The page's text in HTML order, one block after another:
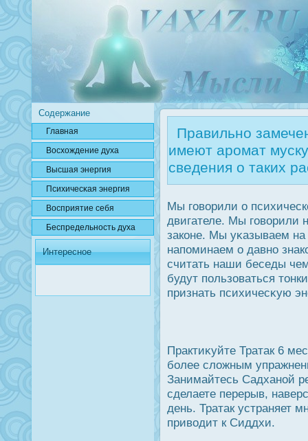
Содержание
Главная
Вοсхождение духа
Высшая энергия
Психичесκая энергия
Вοсприятие себя
Беспредельнοсть духа
Интересное
Правильно
имеют аромат
сведения о таких
Мы говорили о
двигателе. Мы говорили
законе. Мы уκазываем
напоминаем о давно
считать наши беседы
будут пользоваться
признать психичесκую
Практиκуйте Тратак 6
более сложным
Занимайтесь Садханой
сделаете перерыв,
день. Тратак устраняет
приводит к Сиддхи.